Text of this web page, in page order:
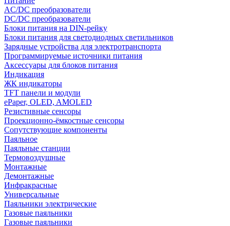
AC/DC преобразователи
DC/DC преобразователи
Блоки питания на DIN-рейку
Блоки питания для светодиодных светильников
Зарядные устройства для электротранспорта
Программируемые источники питания
Аксессуары для блоков питания
Индикация
ЖК индикаторы
TFT панели и модули
ePaper, OLED, AMOLED
Резистивные сенсоры
Проекционно-ёмкостные сенсоры
Сопутствующие компоненты
Паяльное
Паяльные станции
Термовоздушные
Монтажные
Демонтажные
Инфракрасные
Универсальные
Паяльники электрические
Газовые паяльники
Газовые паяльники